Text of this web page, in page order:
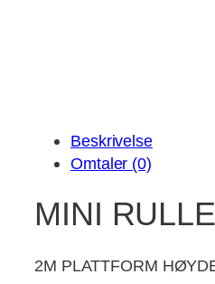
Beskrivelse
Omtaler (0)
MINI
2M PLATTFORM